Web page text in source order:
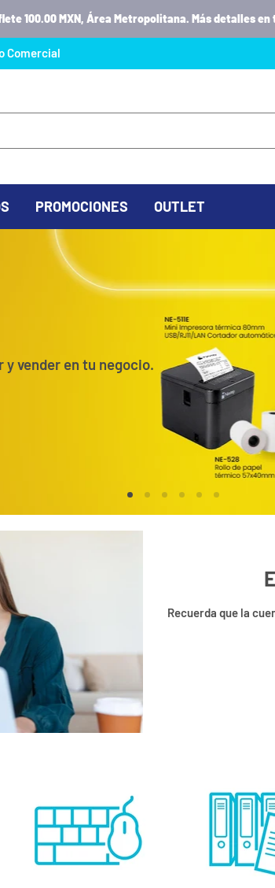
100.00 MXN, Área Metropolitana. Más detalles
Comercial
PROMOCIONES OUTLET
vender en tu negocio.
Recuerda que la